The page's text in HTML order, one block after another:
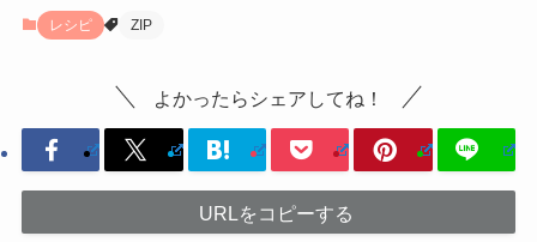
レシピ ZIP
よかったらシェアしてね！
URLをコピーする